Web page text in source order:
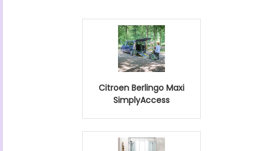
Citroen Berlingo Maxi
SimplyAccess